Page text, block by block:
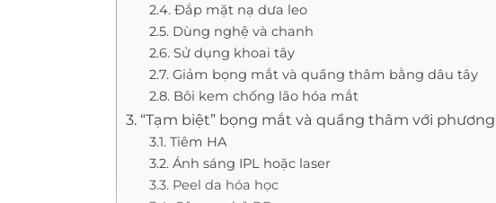
2.4. Đắp mặt nạ dưa leo
2.5. Dùng nghệ và chanh
2.6. Sử dụng khoai tây
2.7. Giảm bọng mắt và quầng thâm bằng dâu tây
2.8. Bôi kem chống lão hóa mắt
3. “Tạm biệt” bọng mắt và quầng thâm với
3.1. Tiêm HA
3.2. Ánh sáng IPL hoặc laser
3.3. Peel da hóa học